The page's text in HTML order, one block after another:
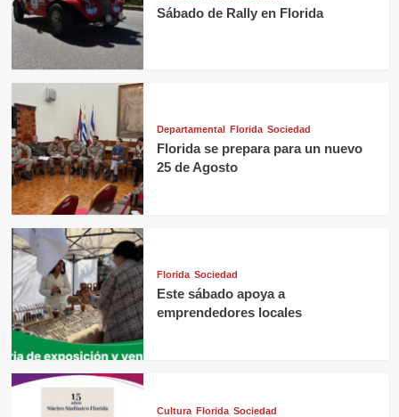
Sábado de Rally en Florida
Departamental Florida Sociedad
Florida se prepara para un nuevo
25 de Agosto
Florida Sociedad
Este sábado apoya a
emprendedores locales
Cultura Florida Sociedad